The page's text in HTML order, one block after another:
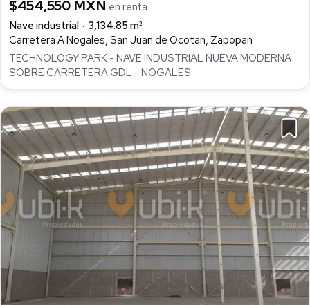
$454,550 MXN en renta
Nave industrial
3,134.85 m²
Carretera A Nogales, San Juan de Ocotan, Zapopan
TECHNOLOGY PARK - NAVE INDUSTRIAL NUEVA MODERNA
SOBRE CARRETERA GDL - NOGALES